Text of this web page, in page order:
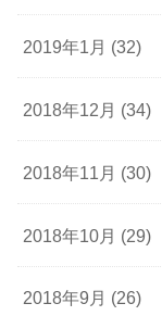
2019年1月 (32)
2018年12月 (34)
2018年11月 (30)
2018年10月 (29)
2018年9月 (26)